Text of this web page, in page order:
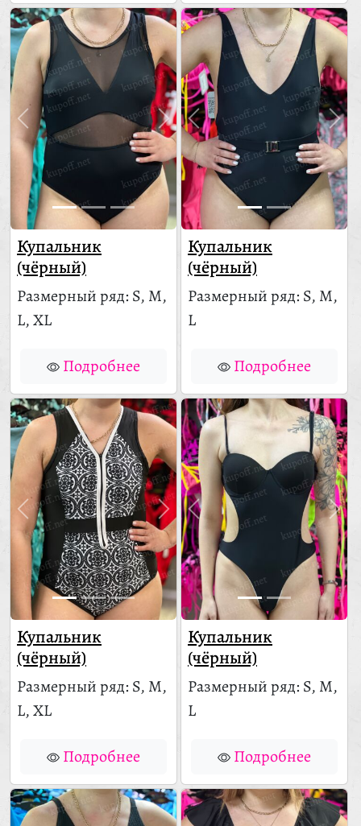
Купальник
(чёрный)
Размерный ряд: S, M,
L, XL
Подробнее
Купальник
(чёрный)
Размерный ряд: S, M,
L
Подробнее
Купальник
(чёрный)
Размерный ряд: S, M,
L, XL
Подробнее
Купальник
(чёрный)
Размерный ряд: S, M,
L
Подробнее